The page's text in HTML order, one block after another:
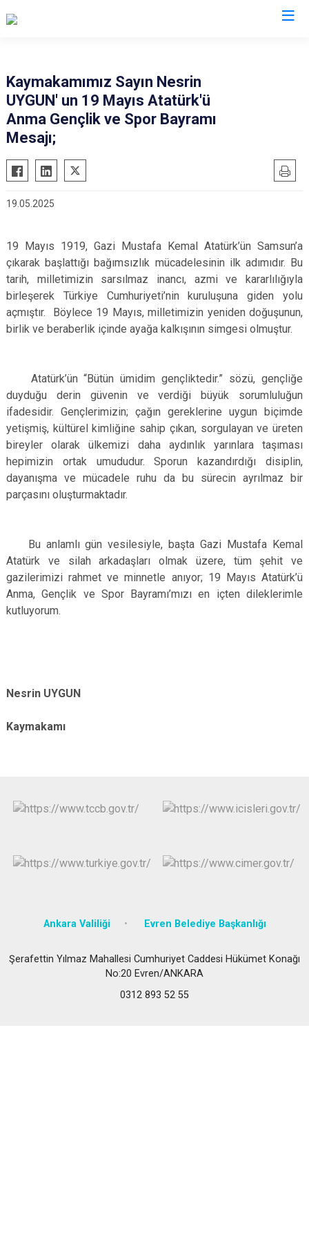
Akyurt
Altındağ
Bala
Çubuk
Elmadağ
Etimesgut
Evren
Haymana
Kalecik
Polatlı
Şereflikoçhisar
Sincan
Yenimahalle
Kaymakamımız Sayın Nesrin
UYGUN' un 19 Mayıs Atatürk'ü
Anma Gençlik ve Spor Bayramı
Mesajı;
19.05.2025
19 Mayıs 1919, Gazi Mustafa Kemal Atatürk’ün Samsun’a
çıkarak başlattığı bağımsızlık mücadelesinin ilk adımıdır. Bu
tarih, milletimizin sarsılmaz inancı, azmi ve kararlılığıyla
birleşerek Türkiye Cumhuriyeti’nin kuruluşuna giden yolu
açmıştır. Böylece 19 Mayıs, milletimizin yeniden doğuşunun,
birlik ve beraberlik içinde ayağa kalkışının simgesi olmuştur.
Atatürk’ün “Bütün ümidim gençliktedir.” sözü, gençliğe
duyduğu derin güvenin ve verdiği büyük sorumluluğun
ifadesidir. Gençlerimizin; çağın gereklerine uygun biçimde
yetişmiş, kültürel kimliğine sahip çıkan, sorgulayan ve üreten
bireyler olarak ülkemizi daha aydınlık yarınlara taşıması
hepimizin ortak umududur. Sporun kazandırdığı disiplin,
dayanışma ve mücadele ruhu da bu sürecin ayrılmaz bir
parçasını oluşturmaktadır.
Bu anlamlı gün vesilesiyle, başta Gazi Mustafa Kemal
Atatürk ve silah arkadaşları olmak üzere, tüm şehit ve
gazilerimizi rahmet ve minnetle anıyor; 19 Mayıs Atatürk’ü
Anma, Gençlik ve Spor Bayramı’mızı en içten dileklerimle
kutluyorum.
Nesrin UYGUN
Kaymakamı
Ankara Valiliği Evren Belediye Başkanlığı
Şerafettin Yılmaz Mahallesi Cumhuriyet Caddesi Hükümet Konağı
No:20 Evren/ANKARA
0312 893 52 55